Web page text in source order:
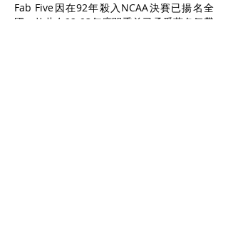
Fab Five因在92年殺入NCAA決賽已揚名全
國，故此在92-93年度開季前已承受著名氣帶